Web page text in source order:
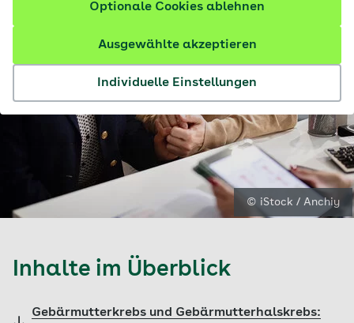
Individuelle Einstellungen
Ausgewählte akzeptieren
Optionale Cookies ablehnen
© iStock / Anchiy
Inhalte im Überblick
Gebärmutterkrebs und Gebärmutterhalskrebs: